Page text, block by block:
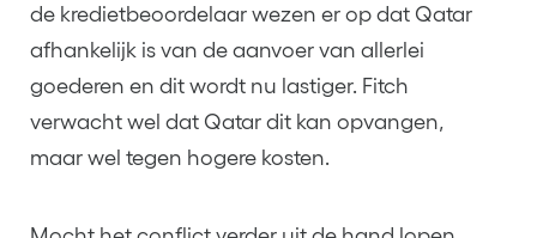
de kredietbeoordelaar wezen er op dat Qatar
afhankelijk is van de aanvoer van allerlei
goederen en dit wordt nu lastiger. Fitch
verwacht wel dat Qatar dit kan opvangen,
maar wel tegen hogere kosten.